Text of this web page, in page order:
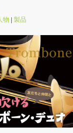
物 | 製品